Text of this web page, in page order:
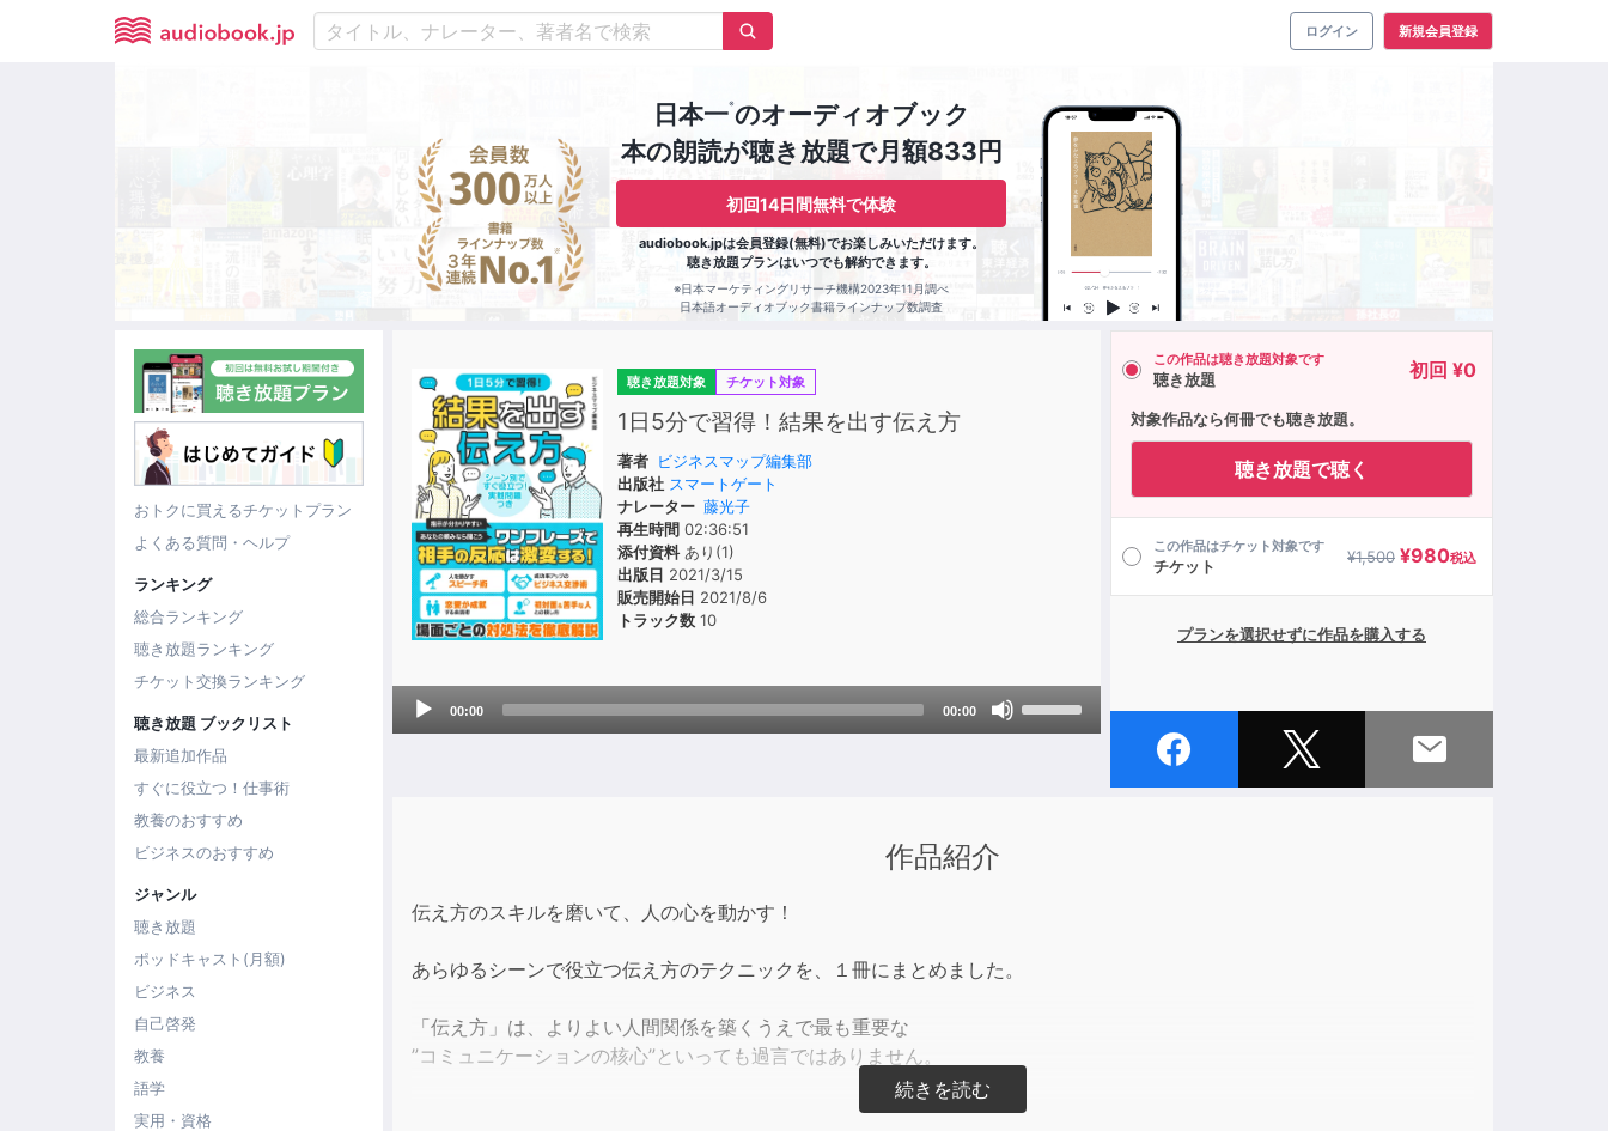
ログイン 新規会員登録
日本一※のオーディオブック
本の朗読が聴き放題で月額833円
初回14日間無料で体験
audiobook.jpは会員登録(無料)でお楽しみいただけます。
聴き放題プランはいつでも解約できます。
※日本マーケティングリサーチ機構2023年11月調べ
日本語オーディオブック書籍ラインナップ数調査
おトクに買えるチケットプラン
よくある質問・ヘルプ
ランキング
総合ランキング
聴き放題ランキング
チケット交換ランキング
聴き放題 ブックリスト
最新追加作品
すぐに役立つ！仕事術
教養のおすすめ
ビジネスのおすすめ
ジャンル
聴き放題
ポッドキャスト(月額)
ビジネス
自己啓発
教養
語学
実用・資格
聴き放題対象 チケット対象
1日5分で習得！結果を出す伝え方
著者 ビジネスマップ編集部
出版社 スマートゲート
ナレーター 藤光子
再生時間 02:36:51
添付資料あり(1)
出版日 2021/3/15
販売開始日 2021/8/6
トラック数 10
Audio
00:00 00:00
この作品は聴き放題対象です
聴き放題 初回 ¥0
対象作品なら何冊でも聴き放題。
聴き放題で聴く
この作品はチケット対象です
チケット ¥1,500 ¥980税込
プランを選択せずに作品を購入する
作品紹介
伝え方のスキルを磨いて、人の心を動かす！
あらゆるシーンで役立つ伝え方のテクニックを、１冊にまとめました。
「伝え方」は、よりよい人間関係を築くうえで最も重要な
”コミュニケーションの核心”といっても過言ではありません。
ところが日本には、「自らの気持ちを他者に伝える」という